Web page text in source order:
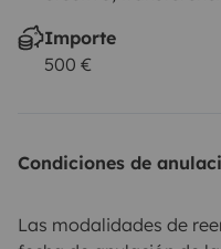
Importe
500 €
Condiciones de
Las modalidades de